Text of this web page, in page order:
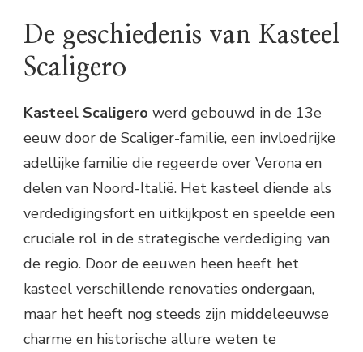
De geschiedenis van Kasteel
Scaligero
Kasteel Scaligero werd gebouwd in de 13e
eeuw door de Scaliger-familie, een invloedrijke
adellijke familie die regeerde over Verona en
delen van Noord-Italië. Het kasteel diende als
verdedigingsfort en uitkijkpost en speelde een
cruciale rol in de strategische verdediging van
de regio. Door de eeuwen heen heeft het
kasteel verschillende renovaties ondergaan,
maar het heeft nog steeds zijn middeleeuwse
charme en historische allure weten te